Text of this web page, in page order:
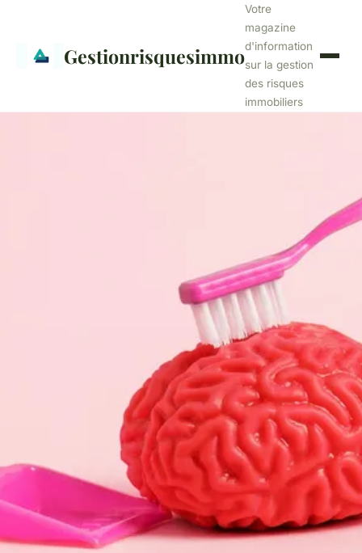
Gestionrisquesimmo
Votre
magazine
d'information
sur la gestion
des risques
immobiliers